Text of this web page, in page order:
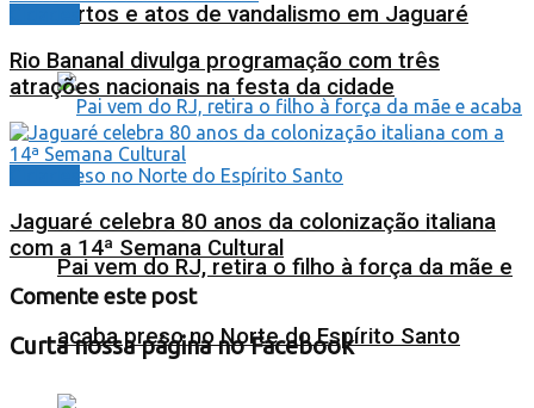
furtos e atos de vandalismo em Jaguaré
Pai vem do RJ, retira o filho à força da mãe e
acaba preso no Norte do Espírito Santo
Rio Bananal divulga programação com três
atrações nacionais na festa da cidade
Jaguaré celebra 80 anos da colonização italiana
com a 14ª Semana Cultural
Comente este post
Curta nossa página no Facebook